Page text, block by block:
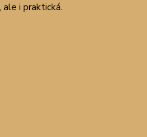
i praktická.